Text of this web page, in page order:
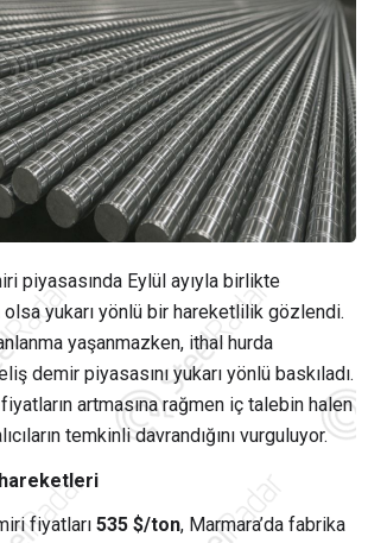
piyasasında Eylül ayıyla birlikte
olsa yukarı yönlü bir hareketlilik gözlendi.
yaşanmazken, ithal hurda
demir piyasasını yukarı yönlü baskıladı.
artmasına rağmen iç talebin halen
temkinli davrandığını vurguluyor.
fiyatları 535 $/ton, Marmara’da fabrika